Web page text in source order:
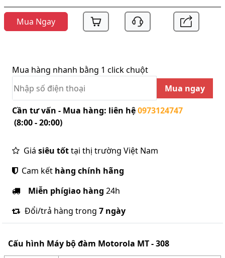
Mua Ngay
Mua hàng nhanh bằng 1 click chuột
Mua ngay
Cần tư vấn - Mua hàng: liên hệ0973124747
(8:00 - 20:00)
Giá siêu tốttại thị trường Việt Nam
Cam kết hàng chính hãng
Miễn phígiao hàng 24h
Đổi/trả hàng trong 7 ngày
Cấu hình Máy bộ đàm Motorola MT - 308